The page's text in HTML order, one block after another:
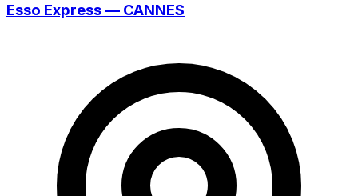
Esso Express — CANNES